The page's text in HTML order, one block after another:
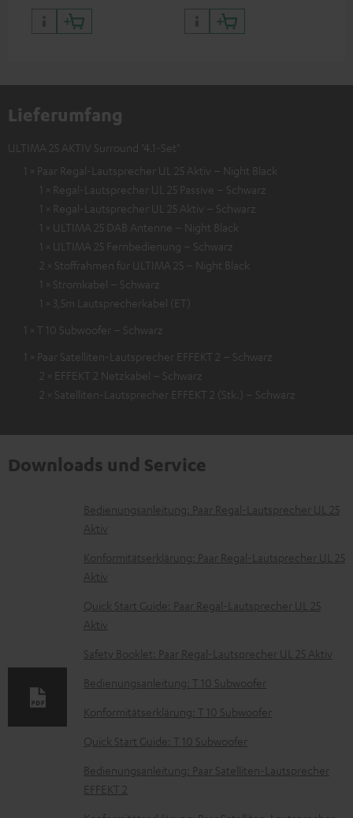
Lieferumfang
ULTIMA 25 AKTIV Surround "4.1-Set"
1 × Paar Regal-Lautsprecher UL 25 Aktiv – Night Black
1 × Regal-Lautsprecher UL 25 Passive – Schwarz
1 × Regal-Lautsprecher UL 25 Aktiv – Schwarz
1 × ULTIMA 25 DAB Antenne – Night Black
1 × ULTIMA 25 Fernbedienung – Schwarz
2 × Stoffrahmen für ULTIMA 25 – Night Black
1 × Stromkabel – Schwarz
1 × 3,5m Lautsprecherkabel (ET)
1 × T 10 Subwoofer – Schwarz
1 × Paar Satelliten-Lautsprecher EFFEKT 2 – Schwarz
2 × EFFEKT 2 Netzkabel – Schwarz
2 × Satelliten-Lautsprecher EFFEKT 2 (Stk.) – Schwarz
Downloads und Service
D
o
k
u
m
e
n
t
z
u
m
H
Bedienungsanleitung: Paar Regal-Lautsprecher UL 25
Aktiv
Konformitätserklärung: Paar Regal-Lautsprecher UL 25
Aktiv
Quick Start Guide: Paar Regal-Lautsprecher UL 25
Aktiv
Safety Booklet: Paar Regal-Lautsprecher UL 25 Aktiv
Bedienungsanleitung: T 10 Subwoofer
Konformitätserklärung: T 10 Subwoofer
Quick Start Guide: T 10 Subwoofer
Bedienungsanleitung: Paar Satelliten-Lautsprecher
EFFEKT 2